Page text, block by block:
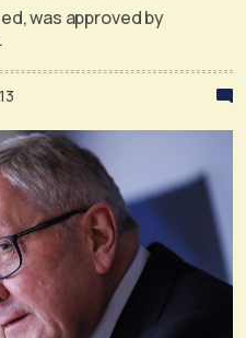
was approved by